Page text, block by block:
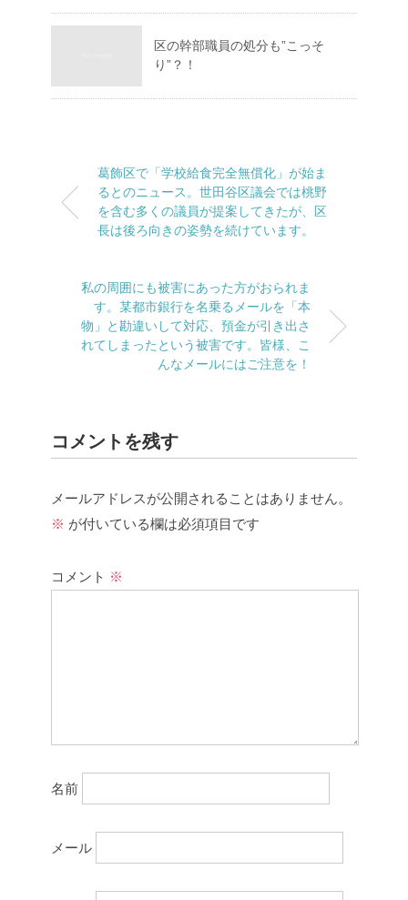
区の幹部職員の処分も”こっそ
り”？！
葛飾区で「学校給食完全無償化」が始ま
るとのニュース。世田谷区議会では桃野
を含む多くの議員が提案してきたが、区
長は後ろ向きの姿勢を続けています。
私の周囲にも被害にあった方がおられま
す。某都市銀行を名乗るメールを「本
物」と勘違いして対応、預金が引き出さ
れてしまったという被害です。皆様、こ
んなメールにはご注意を！
コメントを残す
メールアドレスが公開されることはありません。
※ が付いている欄は必須項目です
コメント ※
名前
メール